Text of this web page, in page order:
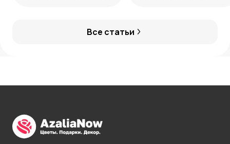
Все статьи